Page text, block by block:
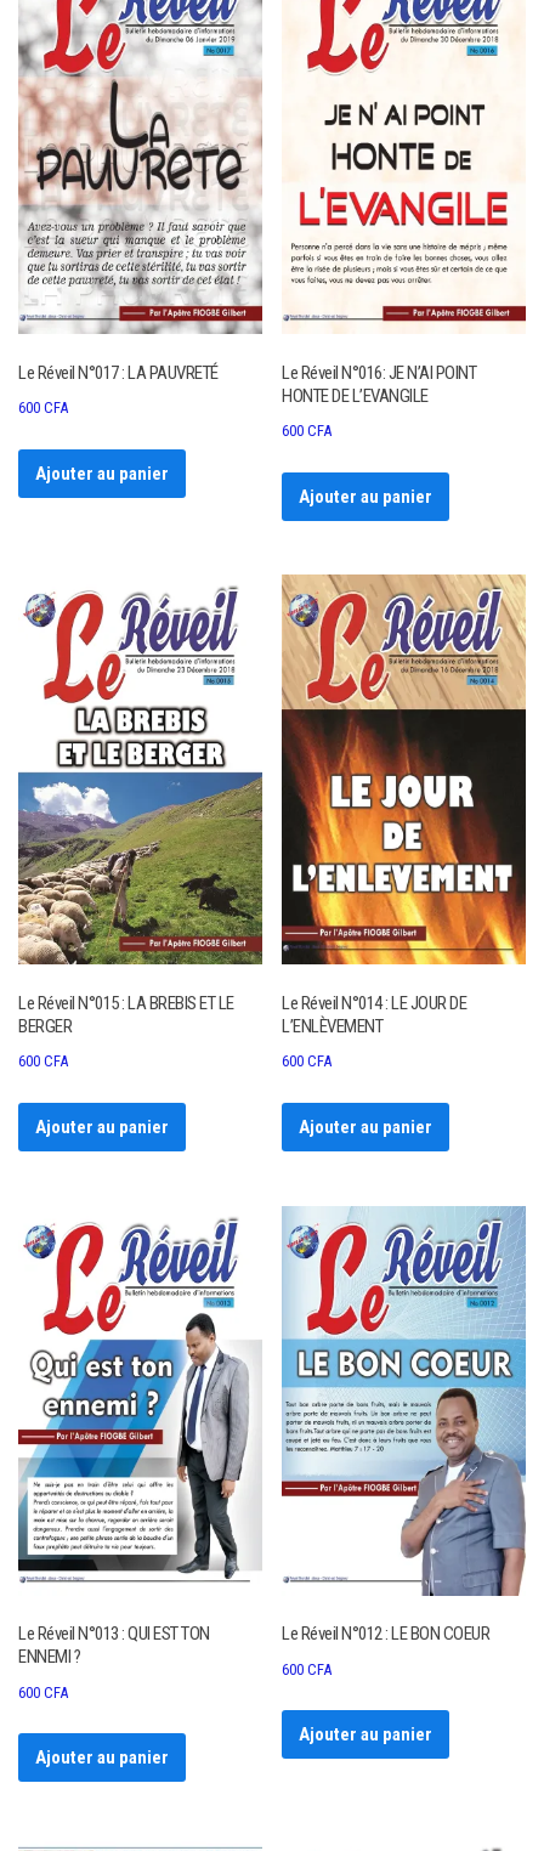
Le Réveil N°017 : LA PAUVRETÉ
600 CFA
Ajouter au panier
Le Réveil N°016: JE N’AI POINT
HONTE DE L’EVANGILE
600CFA
Ajouter au panier
Le Réveil N°015 : LA BREBIS ET LE
BERGER
600 CFA
Ajouter au panier
Le Réveil N°014 : LE JOUR DE
L’ENLÈVEMENT
600CFA
Ajouter au panier
Le Réveil N°013 : QUI EST TON
ENNEMI ?
600 CFA
Ajouter au panier
Le Réveil N°012 : LE BON COEUR
600CFA
Ajouter au panier